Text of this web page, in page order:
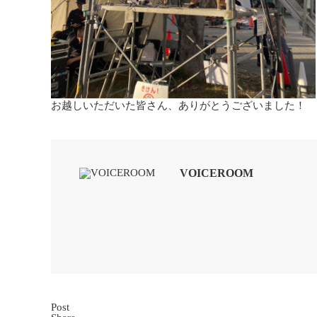
お越しいただいた皆さん、ありがとうございました！
VOICEROOM
Post